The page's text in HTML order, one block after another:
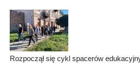
Rozpoczął się cykl spacerów